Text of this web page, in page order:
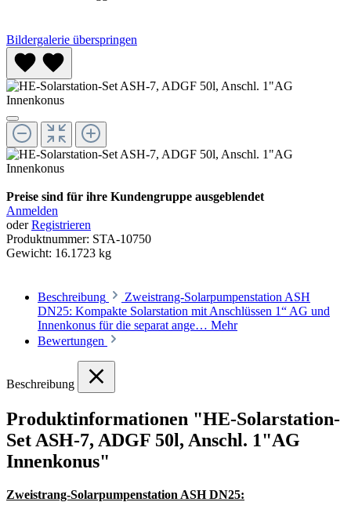
Bildergalerie überspringen
Preise sind für ihre Kundengruppe ausgeblendet
Anmelden
oderRegistrieren
Produktnummer: STA-10750
Gewicht: 16.1723 kg
Beschreibung
Zweistrang-Solarpumpenstation ASH
DN25: Kompakte Solarstation mit Anschlüssen 1“ AG und
Innenkonus für die separat ange… Mehr
Bewertungen
Beschreibung
Produktinformationen "HE-Solarstation-
Set ASH-7, ADGF 50l, Anschl. 1"AG
Innenkonus"
Zweistrang-Solarpumpenstation ASH DN25: